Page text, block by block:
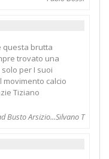
questa brutta
trovato una
per I suoi
movimento calcio
Tiziano
Busto Arsizio...Silvano T